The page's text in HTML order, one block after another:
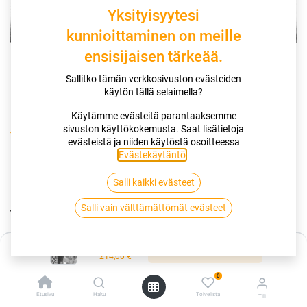
214,00€
Etusivu Haku
0
Toivelista Tili
Kauppa
195/50R16 88T CONTINENTAL VIKINGCONTACT 7 XL EVC
195/50R16 88T CONTINENTAL
VIKINGCONTACT 7 XL EVC
214,00€/ kpl
Toimittajilla (kotimaa): Saatavilla
Yksityisyytesi
kunnioittaminen on meille
ensisijaisen tärkeää.
Sallitko tämän verkkosivuston evästeiden
käytön tällä selaimella?
Käytämme evästeitä parantaaksemme
sivuston käyttökokemusta. Saat lisätietoja
evästeistä ja niiden käytöstä osoitteessa
Evästekäytäntö
Salli kaikki evästeet
Salli vain välttämättömät evästeet